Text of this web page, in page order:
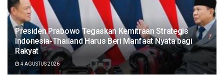
Presiden Prabowo Tegaskan Kemitraan Strategis
Indonesia-Thailand Harus Beri Manfaat Nyata bagi
Rakyat
4 AGUSTUS 2026